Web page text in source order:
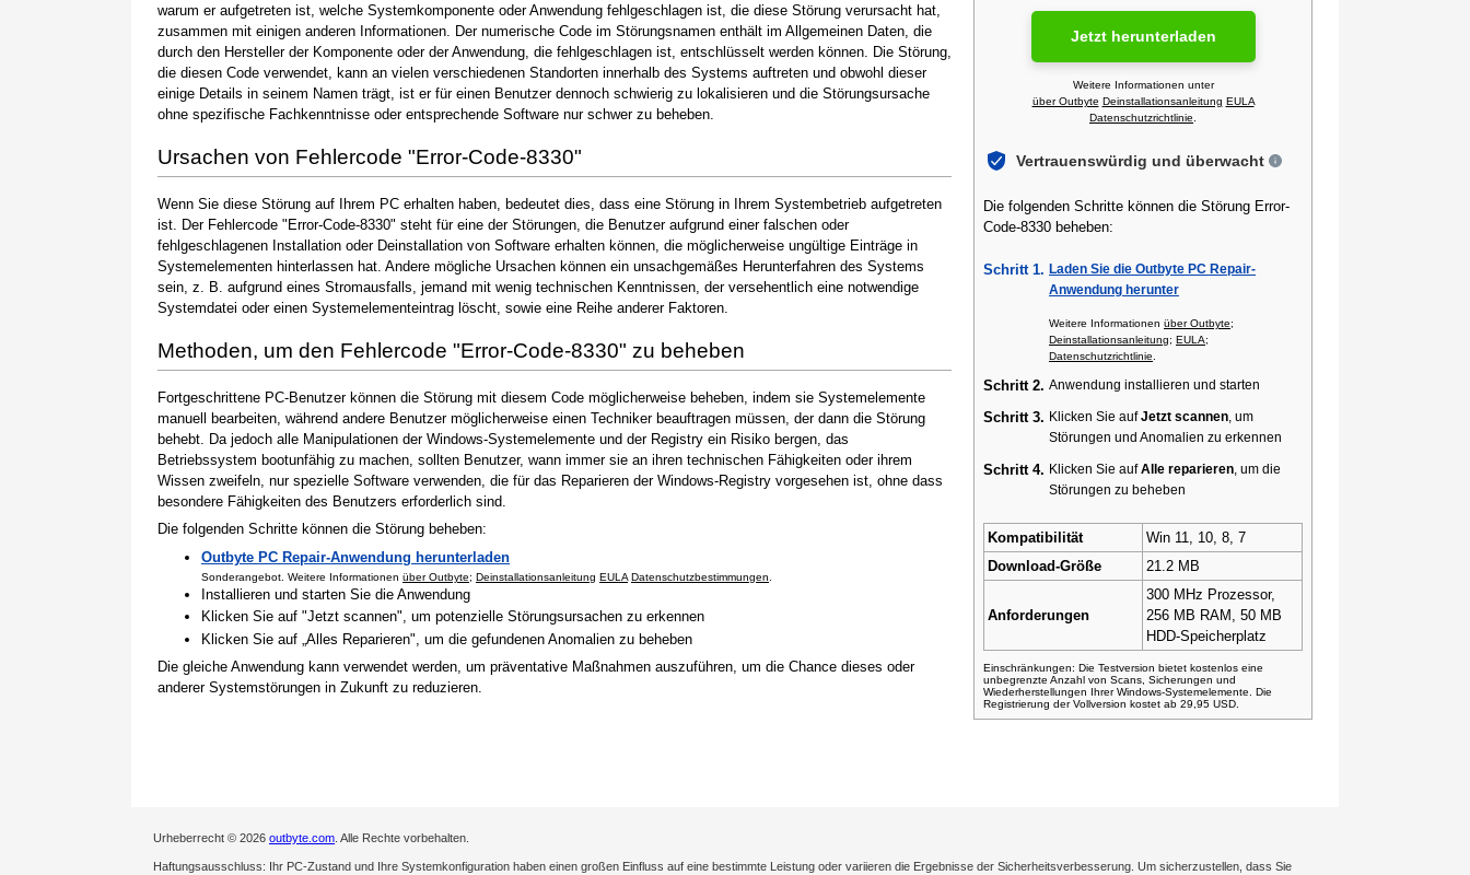
warum er aufgetreten ist, welche Systemkomponente oder Anwendung fehlgeschlagen ist, die diese Störung verursacht hat,
zusammen mit einigen anderen Informationen. Der numerische Code im Störungsnamen enthält im Allgemeinen Daten, die
durch den Hersteller der Komponente oder der Anwendung, die fehlgeschlagen ist, entschlüsselt werden können. Die Störung,
die diesen Code verwendet, kann an vielen verschiedenen Standorten innerhalb des Systems auftreten und obwohl dieser
einige Details in seinem Namen trägt, ist er für einen Benutzer dennoch schwierig zu lokalisieren und die Störungsursache
ohne spezifische Fachkenntnisse oder entsprechende Software nur schwer zu beheben.
Ursachen von Fehlercode "Error-Code-8330"
Wenn Sie diese Störung auf Ihrem PC erhalten haben, bedeutet dies, dass eine Störung in Ihrem Systembetrieb aufgetreten
ist. Der Fehlercode "Error-Code-8330" steht für eine der Störungen, die Benutzer aufgrund einer falschen oder
fehlgeschlagenen Installation oder Deinstallation von Software erhalten können, die möglicherweise ungültige Einträge in
Systemelementen hinterlassen hat. Andere mögliche Ursachen können ein unsachgemäßes Herunterfahren des Systems
sein, z. B. aufgrund eines Stromausfalls, jemand mit wenig technischen Kenntnissen, der versehentlich eine notwendige
Systemdatei oder einen Systemelementeintrag löscht, sowie eine Reihe anderer Faktoren.
Methoden, um den Fehlercode "Error-Code-8330" zu beheben
Fortgeschrittene PC-Benutzer können die Störung mit diesem Code möglicherweise beheben, indem sie Systemelemente
manuell bearbeiten, während andere Benutzer möglicherweise einen Techniker beauftragen müssen, der dann die Störung
behebt. Da jedoch alle Manipulationen der Windows-Systemelemente und der Registry ein Risiko bergen, das
Betriebssystem bootunfähig zu machen, sollten Benutzer, wann immer sie an ihren technischen Fähigkeiten oder ihrem
Wissen zweifeln, nur spezielle Software verwenden, die für das Reparieren der Windows-Registry vorgesehen ist, ohne dass
besondere Fähigkeiten des Benutzers erforderlich sind.
Die folgenden Schritte können die Störung beheben:
Outbyte PC Repair-Anwendung herunterladen
Sonderangebot. Weitere Informationen über Outbyte; Deinstallationsanleitung EULA Datenschutzbestimmungen
Installieren und starten Sie die Anwendung
Klicken Sie auf "Jetzt scannen", um potenzielle Störungsursachen zu erkennen
Klicken Sie auf „Alles Reparieren", um die gefundenen Anomalien zu beheben
Die gleiche Anwendung kann verwendet werden, um präventative Maßnahmen auszuführen, um die Chance dieses oder
anderer Systemstörungen in Zukunft zu reduzieren.
Jetzt herunterladen
Weitere Informationen unter
über Outbyte Deinstallationsanleitung EULA
Datenschutzrichtlinie
Vertrauenswürdig und überwacht
Die folgenden Schritte können die Störung Error-
Code-8330 beheben:
Schritt 1. Laden Sie die Outbyte PC Repair-
Anwendung herunter
Weitere Informationen über Outbyte;
Deinstallationsanleitung; EULA;
Datenschutzrichtlinie
Schritt 2. Anwendung installieren und starten
Schritt 3. Klicken Sie aufJetzt scannen , um
Störungen und Anomalien zu erkennen
Schritt 4. Klicken Sie aufAlle reparieren , um die
Störungen zu beheben
Kompatibilität
Win 11, 10, 8, 7
Download-Größe
21.2 MB
Anforderungen
300 MHz Prozessor,
256 MB RAM, 50 MB
HDD-Speicherplatz
Einschränkungen: Die Testversion bietet kostenlos eine
unbegrenzte Anzahl von Scans, Sicherungen und
Wiederherstellungen Ihrer Windows-Systemelemente. Die
Registrierung der Vollversion kostet ab 29,95 USD.
Urheberrecht © 2026 outbyte.com . Alle Rechte vorbehalten.
Haftungsausschluss: Ihr PC-Zustand und Ihre Systemkonfiguration haben einen großen Einfluss auf eine bestimmte Leistung oder variieren die Ergebnisse der Sicherheitsverbesserung. Um sicherzustellen, dass Sie